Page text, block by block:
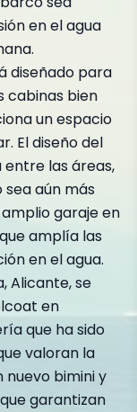
en el agua
diseñado para
cabinas bien
un espacio
El diseño del
las áreas,
aún más
garaje en
amplía las
en el agua.
Alicante, se
en
que ha sido
valoran la
nuevo bimini y
garantizan